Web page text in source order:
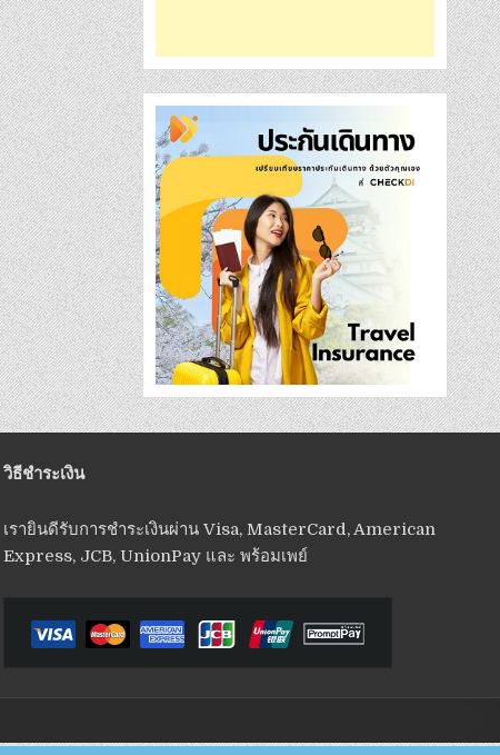
วิธีชำระเงิน
เรายินดีรับการชำระเงินผ่าน Visa, MasterCard, American
Express, JCB, UnionPay และ พร้อมเพย์